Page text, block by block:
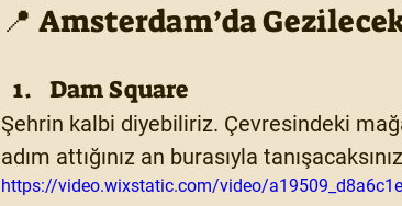
📍 Amsterdam’da
Dam Square
Şehrin kalbi diyebiliriz. Çevresindeki
adım attığınız an burasıyla
https://video.wixstatic.com/video/